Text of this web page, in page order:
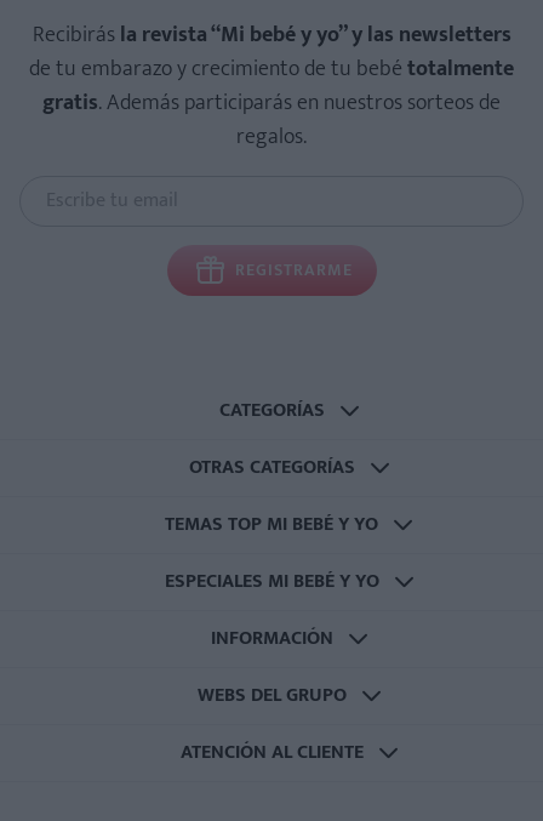
Recibirásla revista “Mi bebé y yo” y las newsletters
de tu embarazo y crecimiento de tu bebétotalmente
gratis. Además participarás en nuestros sorteos de
regalos.
REGISTRARME
CATEGORÍAS
OTRAS CATEGORÍAS
TEMAS TOP MI BEBÉ Y YO
ESPECIALES MI BEBÉ Y YO
INFORMACIÓN
WEBS DEL GRUPO
ATENCIÓN AL CLIENTE